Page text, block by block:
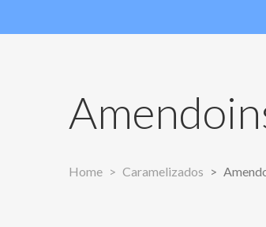
Home Caramelizados